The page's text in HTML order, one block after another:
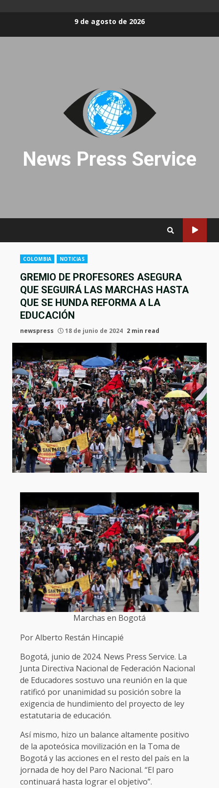
9 de agosto de 2026
News Press Service
COLOMBIA NOTICIAS
GREMIO DE PROFESORES ASEGURA
QUE SEGUIRÁ LAS MARCHAS HASTA
QUE SE HUNDA REFORMA A LA
EDUCACIÓN
newspress 18 de junio de 2024 2 min read
Marchas en Bogotá
Por Alberto Restán Hincapié
Bogotá, junio de 2024. News Press Service. La
Junta Directiva Nacional de Federación Nacional
de Educadores sostuvo una reunión en la que
ratificó por unanimidad su posición sobre la
exigencia de hundimiento del proyecto de ley
estatutaria de educación.
Así mismo, hizo un balance altamente positivo
de la apoteósica movilización en la Toma de
Bogotá y las acciones en el resto del país en la
jornada de hoy del Paro Nacional. “El paro
continuará hasta lograr el objetivo”.